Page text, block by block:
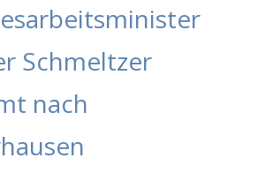
Schmeltzer
nach